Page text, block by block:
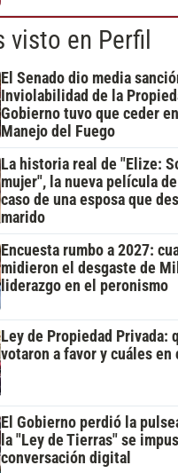
visto en Perfil
El Senado dio media
Inviolabilidad de la
Gobierno tuvo que ceder
Manejo del Fuego
La historia real de "Elize:
mujer", la nueva película
caso de una esposa que
marido
Encuesta rumbo a 2027:
midieron el desgaste de
liderazgo en el peronismo
Ley de Propiedad Privada:
votaron a favor y cuáles en
El Gobierno perdió la
la "Ley de Tierras" se
conversación digital